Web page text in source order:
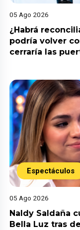
05 Ago 2026
¿Habrá
podría volver
cerraría las
Espectáculos
05 Ago 2026
Naldy Saldaña
Bella Luz tras